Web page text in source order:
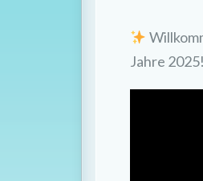
Jahre 2025!